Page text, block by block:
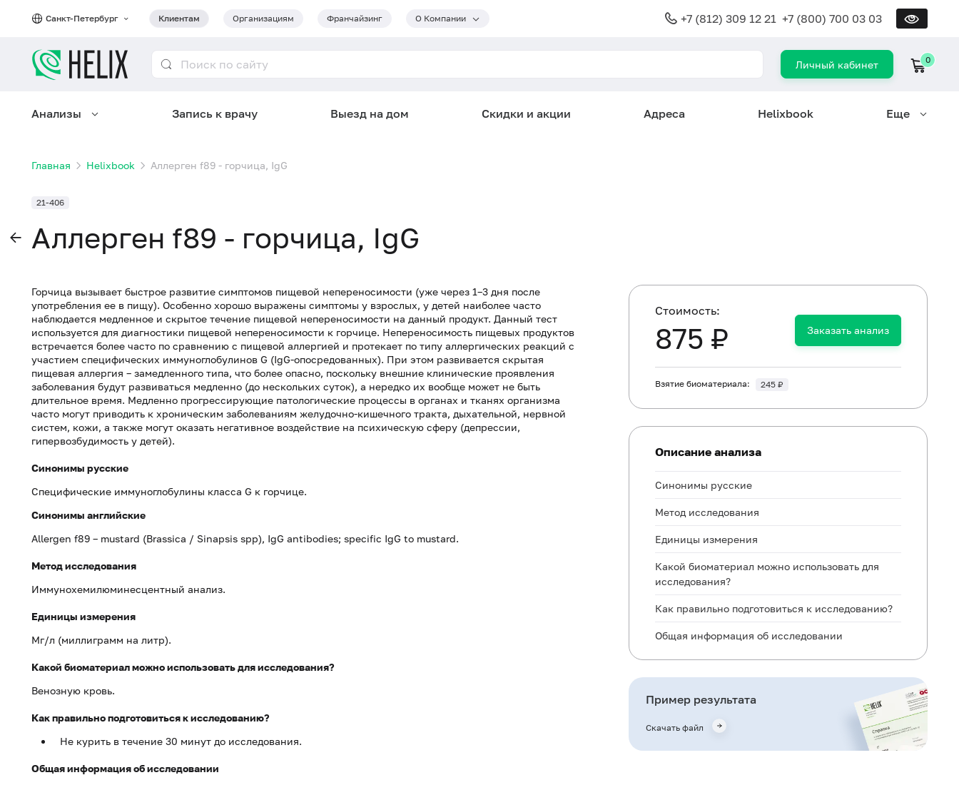
Санкт-Петербург Клиентам Организациям Франчайзинг О Компании +7 (812) 309 12 21 +7 (800) 700 03 03
Личный кабинет 0
Анализы Запись к врачу Выезд на дом Скидки и акции Адреса Helixbook Еще
Главная Helixbook Аллерген f89 - горчица, IgG
21-406
Аллерген f89 - горчица, IgG
Горчица вызывает быстрое развитие симптомов пищевой непереносимости (уже через 1–3 дня после
употребления ее в пищу). Особенно хорошо выражены симптомы у взрослых, у детей наиболее часто
наблюдается медленное и скрытое течение пищевой непереносимости на данный продукт. Данный тест
используется для диагностики пищевой непереносимости к горчице. Непереносимость пищевых продуктов
встречается более часто по сравнению с пищевой аллергией и протекает по типу аллергических реакций с
участием специфических иммуноглобулинов G (IgG-опосредованных). При этом развивается скрытая
пищевая аллергия – замедленного типа, что более опасно, поскольку внешние клинические проявления
заболевания будут развиваться медленно (до нескольких суток), а нередко их вообще может не быть
длительное время. Медленно прогрессирующие патологические процессы в органах и тканях организма
часто могут приводить к хроническим заболеваниям желудочно-кишечного тракта, дыхательной, нервной
систем, кожи, а также могут оказать негативное воздействие на психическую сферу (депрессии,
гипервозбудимость у детей).
Синонимы русские
Специфические иммуноглобулины класса G к горчице.
Синонимы английские
Allergen f89 – mustard (Brassica / Sinapsis spp), IgG antibodies; specific IgG to mustard.
Метод исследования
Иммунохемилюминесцентный анализ.
Единицы измерения
Мг/л (миллиграмм на литр).
Какой биоматериал можно использовать для исследования?
Венозную кровь.
Как правильно подготовиться к исследованию?
Не курить в течение 30 минут до исследования.
Общая информация об исследовании
Cтоимость:
875 ₽ Заказать анализ
Взятие биоматериала: 245 ₽
Описание анализа
Синонимы русские
Метод исследования
Единицы измерения
Какой биоматериал можно использовать для
исследования?
Как правильно подготовиться к исследованию?
Общая информация об исследовании
Когда назначается исследование?
Пример результата
Скачать файл